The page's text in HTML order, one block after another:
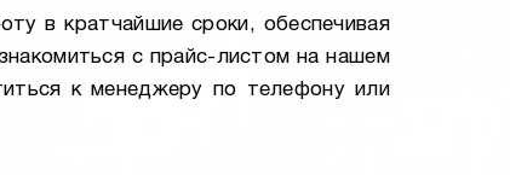
в кратчайшие сроки, обеспечивая
с прайс-листом на нашем
к менеджеру по телефону или